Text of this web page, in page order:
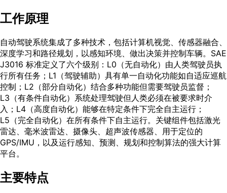
工作原理
自动驾驶系统集成了多种技术，包括计算机视觉、传感器融合、
深度学习和路径规划，以感知环境、做出决策并控制车辆。SAE
J3016 标准定义了六个级别：L0（无自动化）由人类驾驶员执
行所有任务；L1（驾驶辅助）具有单一自动化功能如自适应巡航
控制；L2（部分自动化）结合多种功能但需要驾驶员监督；
L3（有条件自动化）系统处理驾驶但人类必须在被要求时介
入；L4（高度自动化）能够在特定条件下完全自主运行；
L5（完全自动化）在所有条件下自主运行。关键组件包括激光
雷达、毫米波雷达、摄像头、超声波传感器、用于定位的
GPS/IMU，以及运行感知、预测、规划和控制算法的强大计算
平台。
主要特点